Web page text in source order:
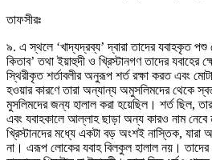
তাফসীরঃ
৯. এ স্থলে ‘খাদ্যদ্রব্য’ দ্বারা তাদের যবাহকৃত
কিতাব’ তথা ইয়াহুদী ও খ্রিস্টানগণ তাদের যবাহের
স্থিরীকৃত শর্তাবলীর অনুরূপ শর্ত রক্ষা করত এবং
হওয়ার কারণে তারা অন্যান্য অমুসলিমদের থেকে
মুসলিমদের জন্য হালাল করা হয়েছিল। শর্ত ছিল,
এবং যবাহকালে আল্লাহ ছাড়া অন্য কারও নাম নেবে
খ্রিস্টানদের মধ্যে একটা বড় অংশই নাস্তিক,
না। এরূপ লোকের যবাহ বিলকুল হালাল নয়।